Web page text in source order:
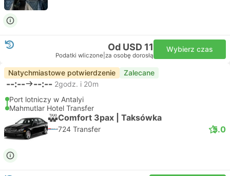
Od USD 11
Podatki wliczone za osobę dorosłą
Wybierz czas
Natychmiastowe potwierdzenie Zalecane
--:-- --:-- 2godz. i 20m
Port lotniczy w Antalyi
Mahmutlar Hotel Transfer
Comfort 3pax | Taksówka
724 Transfer 5.0